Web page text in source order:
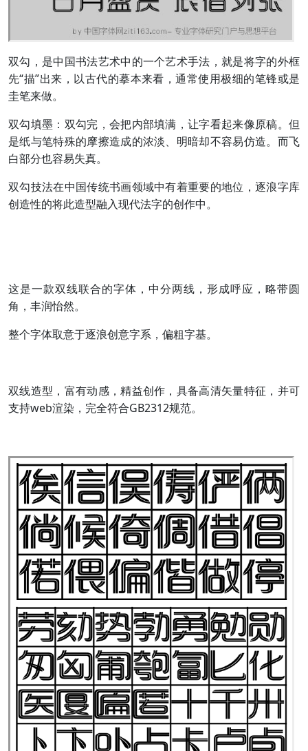
双勾，是中国书法艺术中的一个艺术手法，就是将字的外框
先“描”出来，以古代的摹本来看，通常使用极细的笔锋或是
圭笔来做。
双勾填墨：双勾完，会把内部填满，让字看起来像原稿。但
是纸与笔特殊的摩擦造成的浓淡、明暗却不容易仿造。而飞
白部分也容易失真。
双勾技法在中国传统书画领域中有着重要的地位，逐浪字库
创造性的将此造型融入现代法字的创作中。
这是一款双线联合的字体，中分两线，形成呼应，略带圆
角，丰润怡然。
整个字体取意于逐浪创意字系，偏粗字基。
双线造型，富有动感，精益创作，具备高清矢量特征，并可
支持web渲染，完全符合GB2312规范。